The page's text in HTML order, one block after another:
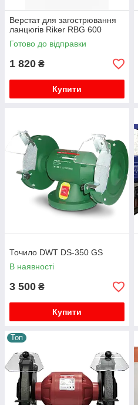
Верстат для загострювання
ланцюгів Riker RBG 600
Готово до відправки
1 820 ₴
Купити
Точило DWT DS-350 GS
В наявності
3 500 ₴
Купити
Топ